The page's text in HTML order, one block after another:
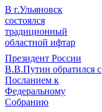
В г.Ульяновск
состоялся
традиционный
областной ифтар
Президент России
В.В.Путин обратился с
Посланием к
Федеральному
Собранию